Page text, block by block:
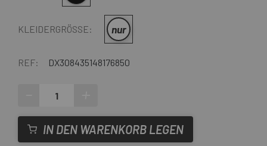
KLEIDERGRÖSSE: nur
REF: DX308435148176850
IN DEN WARENKORB LEGEN